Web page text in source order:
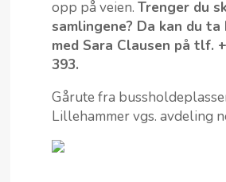
opp på veien. Trenger du
samlingene? Da kan du
med Sara Clausen på tlf.
393.
Gårute fra
Lillehammer vgs. avdeling